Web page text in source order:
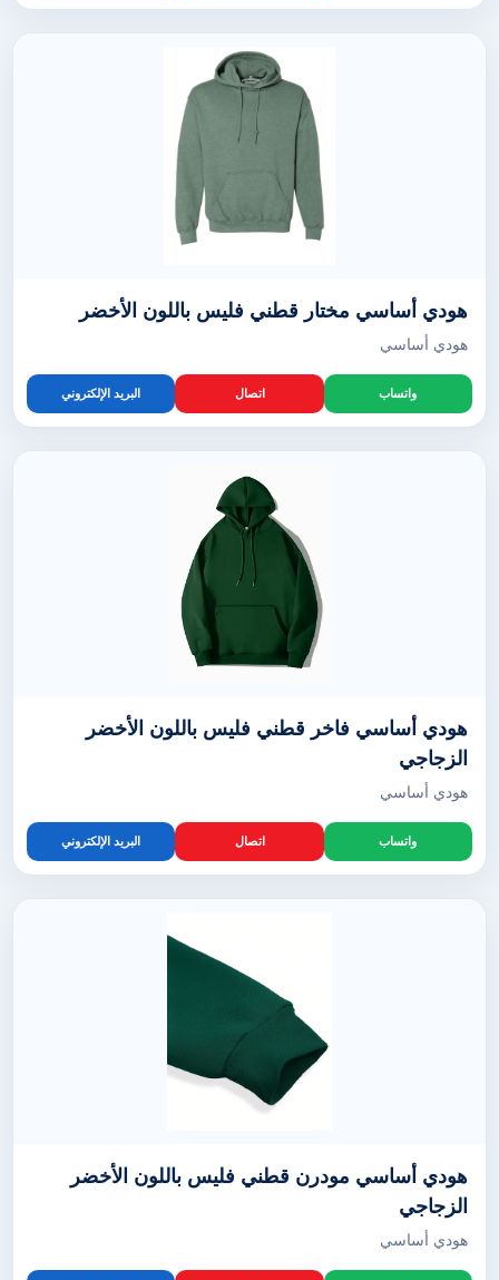
هودي أساسي مختار قطني فليس باللون الأخضر
هودي أساسي
واتساب اتصال البريد الإلكتروني
هودي أساسي فاخر قطني فليس باللون الأخضر
الزجاجي
هودي أساسي
واتساب اتصال البريد الإلكتروني
هودي أساسي مودرن قطني فليس باللون الأخضر
الزجاجي
هودي أساسي